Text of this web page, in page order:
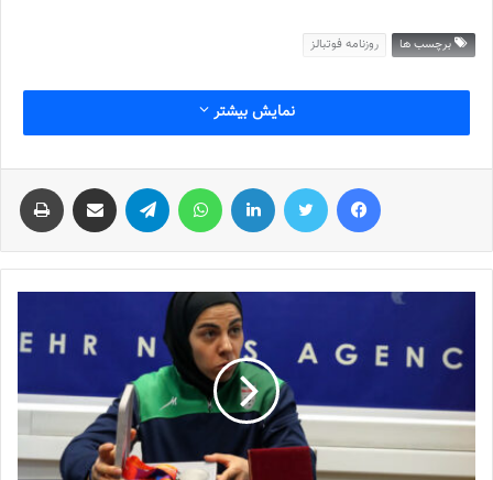
برچسب ها روزنامه فوتبالز
نمایش بیشتر